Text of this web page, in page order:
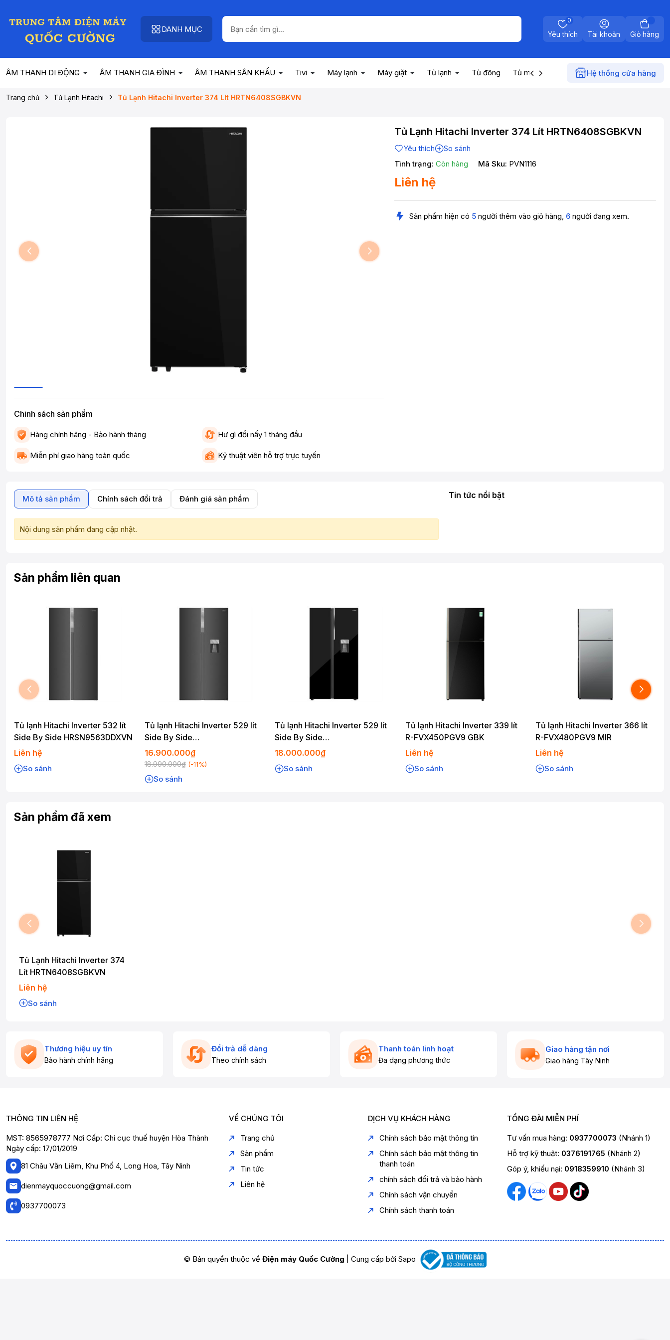
DANH MỤC
Yêu thích
0
Tài khoản Giỏ hàng
ÂM THANH DI ĐỘNG ÂM THANH GIA ĐÌNH ÂM THANH SÂN KHẤU Tivi Máy lạnh Máy giặt Tủ lạnh Tủ đông Tủ mát Máy nước nóng Điện gia
Hệ thống cửa hàng
Trang chủ Tủ Lạnh Hitachi Tủ Lạnh Hitachi Inverter 374 Lít HRTN6408SGBKVN
Chinh sách sản phẩm
Hàng chính hãng - Bảo hành tháng Hư gì đổi nấy 1 tháng đầu
Miễn phí giao hàng toàn quốc Kỹ thuật viên hỗ trợ trực tuyến
Tủ Lạnh Hitachi Inverter 374 Lít HRTN6408SGBKVN
Yêu thích
So sánh
Tình trạng: Còn hàng Mã Sku: PVN1116
Liên hệ
Sản phẩm hiện có 5 người thêm vào giỏ hàng, 6 người đang xem.
Mô tả sản phẩm Chính sách đổi trả Đánh giá sản phẩm
Nội dung sản phẩm đang cập nhật.
Tin tức nổi bật
Sản phẩm liên quan
Tủ lạnh Hitachi Inverter 532 lít
Side By Side HRSN9563DDXVN
Liên hệ
So sánh
Tủ lạnh Hitachi Inverter 529 lít
Side By Side
HRSN9563DWDXVN
16.900.000₫
18.990.000₫ (-11%)
So sánh
Tủ lạnh Hitachi Inverter 529 lít
Side By Side
HRSN9563DWGBVN
18.000.000₫
So sánh
Tủ lạnh Hitachi Inverter 339 lít
R-FVX450PGV9 GBK
Liên hệ
So sánh
Tủ lạnh Hitachi Inverter 366 lít
R-FVX480PGV9 MIR
Liên hệ
So sánh
Sản phẩm đã xem
Tủ Lạnh Hitachi Inverter 374
Lít HRTN6408SGBKVN
Liên hệ
So sánh
Thương hiệu uy tín
Bảo hành chính hãng
Đổi trả dễ dàng
Theo chính sách
Thanh toán linh hoạt
Đa dạng phương thức
Giao hàng tận nơi
Giao hàng Tây Ninh
THÔNG TIN LIÊN HỆ
MST: 8565978777 Nơi Cấp: Chi cục thuế huyện Hòa Thành
Ngày cấp: 17/01/2019
81 Châu Văn Liêm, Khu Phố 4, Long Hoa, Tây Ninh
dienmayquoccuong@gmail.com
0937700073
VỀ CHÚNG TÔI
Trang chủ
Sản phẩm
Tin tức
Liên hệ
DỊCH VỤ KHÁCH HÀNG
Chính sách bảo mật thông tin
Chính sách bảo mật thông tin
thanh toán
chính sách đổi trả và bảo hành
Chính sách vận chuyển
Chính sách thanh toán
TỔNG ĐÀI MIỄN PHÍ
Tư vấn mua hàng: 0937700073 (Nhánh 1)
Hỗ trợ kỹ thuật: 0376191765 (Nhánh 2)
Góp ý, khiếu nại: 0918359910 (Nhánh 3)
© Bản quyền thuộc về Điện máy Quốc Cường Cung cấp bởi Sapo